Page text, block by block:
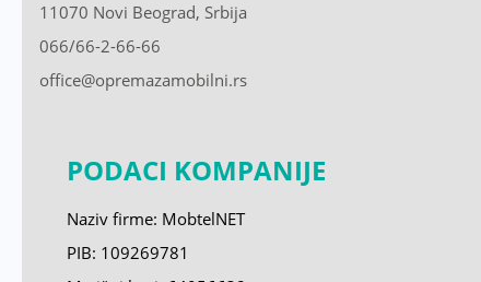
11070 Novi Beograd, Srbija
066/66-2-66-66
office@opremazamobilni.rs
PODACI KOMPANIJE
Naziv firme: MobtelNET
PIB: 109269781